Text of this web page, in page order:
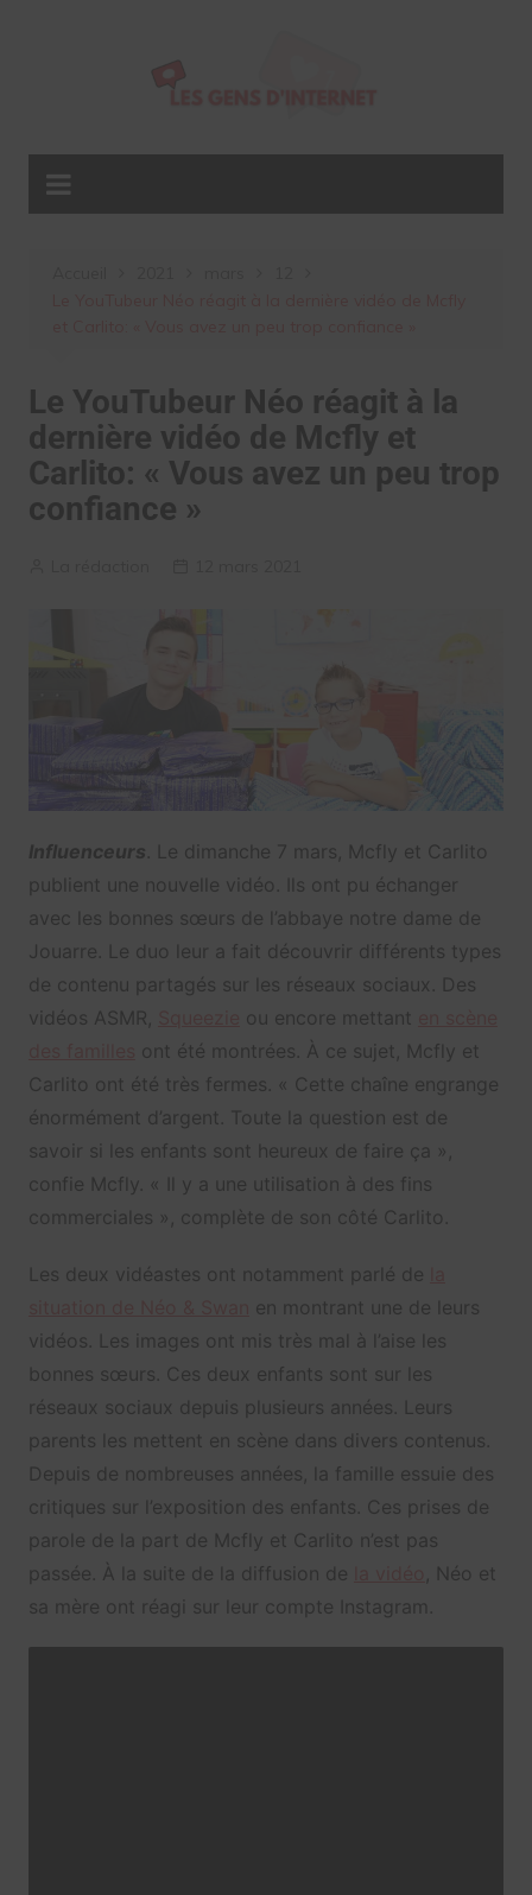
Le YouTubeur Néo réagit à la
dernière vidéo de Mcfly et
Carlito: « Vous avez un peu trop
confiance »
Influenceurs . Le dimanche 7 mars, Mcfly et Carlito
publient une nouvelle vidéo. Ils ont pu échanger
avec les bonnes sœurs de l’abbaye notre dame de
Jouarre. Le duo leur a fait découvrir différents types
de contenu partagés sur les réseaux sociaux. Des
vidéos ASMR,
ou encore mettant
ont été montrées. À ce sujet, Mcfly et
Carlito ont été très fermes. « Cette chaîne engrange
énormément d’argent. Toute la question est de
savoir si les enfants sont heureux de faire ça »,
confie Mcfly. « Il y a une utilisation à des fins
commerciales », complète de son côté Carlito.
Les deux vidéastes ont notamment parlé de
en montrant une de leurs
vidéos. Les images ont mis très mal à l’aise les
bonnes sœurs. Ces deux enfants sont sur les
réseaux sociaux depuis plusieurs années. Leurs
parents les mettent en scène dans divers contenus.
Depuis de nombreuses années, la famille essuie des
critiques sur l’exposition des enfants. Ces prises de
parole de la part de Mcfly et Carlito n’est pas
passée. À la suite de la diffusion de
, Néo et
sa mère ont réagi sur leur compte Instagram.